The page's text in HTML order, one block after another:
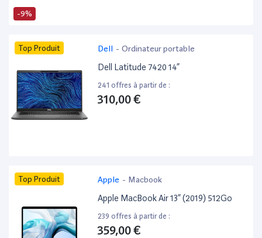
-9%
Top Produit Dell - Ordinateur portable
Dell Latitude 7420 14”
241 offres à partir de :
310,00 €
Top Produit Apple - Macbook
Apple MacBook Air 13” (2019) 512Go
239 offres à partir de :
359,00 €